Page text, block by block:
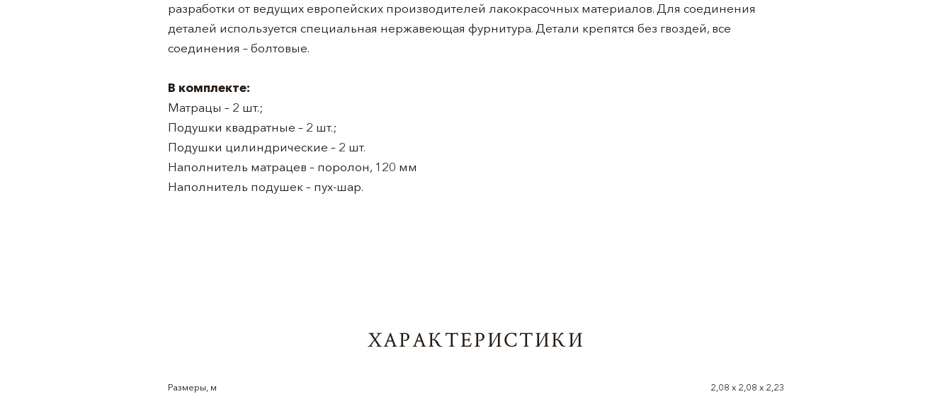
разработки от ведущих европейских производителей лакокрасочных материалов. Для соединения
деталей используется специальная нержавеющая фурнитура. Детали крепятся без гвоздей, все
соединения – болтовые.
В комплекте:
Матрацы – 2 шт.;
Подушки квадратные – 2 шт.;
Подушки цилиндрические – 2 шт.
Наполнитель матрацев – поролон, 120 мм
Наполнитель подушек – пух-шар.
ХАРАКТЕРИСТИКИ
Размеры, м 2,08 х 2,08 х 2,23